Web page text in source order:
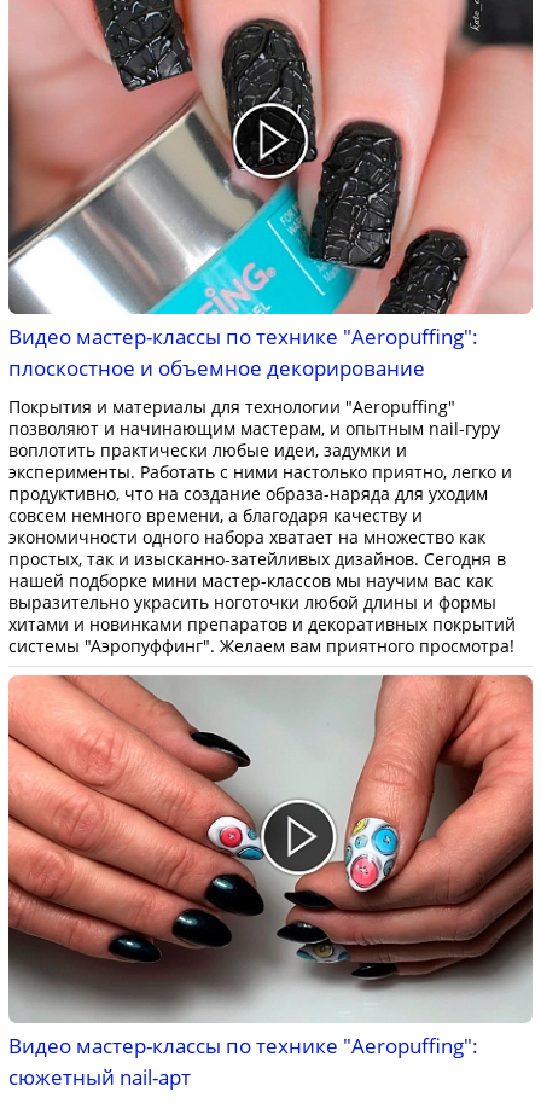
Видео мастер-классы по технике "Aeropuffing":
плоскостное и объемное декорирование
Покрытия и материалы для технологии "Aeropuffing"
позволяют и начинающим мастерам, и опытным nail-гуру
воплотить практически любые идеи, задумки и
эксперименты. Работать с ними настолько приятно, легко и
продуктивно, что на создание образа-наряда для уходим
совсем немного времени, а благодаря качеству и
экономичности одного набора хватает на множество как
простых, так и изысканно-затейливых дизайнов. Сегодня в
нашей подборке мини мастер-классов мы научим вас как
выразительно украсить ноготочки любой длины и формы
хитами и новинками препаратов и декоративных покрытий
системы "Аэропуффинг". Желаем вам приятного просмотра!
Видео мастер-классы по технике "Aeropuffing":
сюжетный nail-арт